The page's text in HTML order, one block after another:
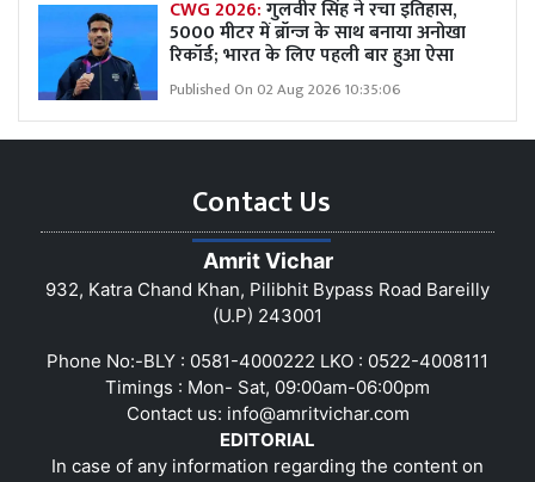
CWG 2026:गुलवीर सिंह ने रचा इतिहास,
5000 मीटर में ब्रॉन्ज के साथ बनाया अनोखा
रिकॉर्ड; भारत के लिए पहली बार हुआ ऐसा
Published On 02 Aug 2026 10:35:06
Contact Us
Amrit Vichar
932, Katra Chand Khan, Pilibhit Bypass Road Bareilly
(U.P) 243001
Phone No:-BLY : 0581-4000222 LKO : 0522-4008111
Timings : Mon- Sat, 09:00am-06:00pm
Contact us: info@amritvichar.com
EDITORIAL
In case of any information regarding the content on